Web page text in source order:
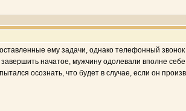
ему задачи, однако телефонный
начатое, мужчину одолевали вполне
осознать, что будет в случае, если он